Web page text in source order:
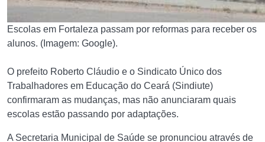
Escolas em Fortaleza passam por reformas para receber os
alunos. (Imagem: Google).
O prefeito Roberto Cláudio e o Sindicato Único dos
Trabalhadores em Educação do Ceará (Sindiute)
confirmaram as mudanças, mas não anunciaram quais
escolas estão passando por adaptações.
A Secretaria Municipal de Saúde se pronunciou através de